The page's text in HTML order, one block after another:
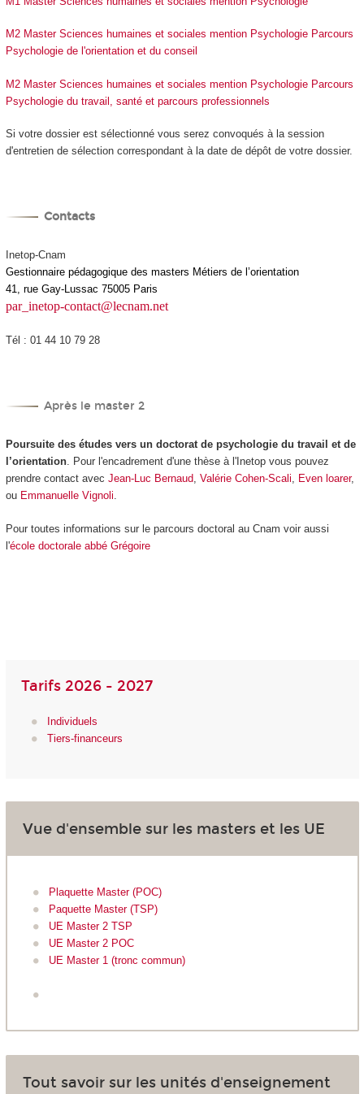
M2 Master Sciences humaines et sociales mention Psychologie Parcours
Psychologie de l'orientation et du conseil
M2 Master Sciences humaines et sociales mention Psychologie Parcours
Psychologie du travail, santé et parcours professionnels
Si votre dossier est sélectionné vous serez convoqués à la session
d'entretien de sélection correspondant à la date de dépôt de votre dossier.
Contacts
Inetop-Cnam
Gestionnaire pédagogique des masters Métiers de l’orientation
41, rue Gay-Lussac 75005 Paris
par_inetop-contact@lecnam.net
Tél : 01 44 10 79 28
Après le master 2
Poursuite des études vers un doctorat de psychologie du travail et de
l’orientation. Pour l'encadrement d'une thèse à l'Inetop vous pouvez
prendre contact avec Jean-Luc Bernaud, Valérie Cohen-Scali, Even loarer,
ou Emmanuelle Vignoli.
Pour toutes informations sur le parcours doctoral au Cnam voir aussi
l'école doctorale abbé Grégoire
Tarifs 2026 - 2027
Individuels
Tiers-financeurs
Vue d'ensemble sur les masters et les UE
Plaquette Master (POC)
Paquette Master (TSP)
UE Master 2 TSP
UE Master 2 POC
UE Master 1 (tronc commun)
Tout savoir sur les unités d'enseignement